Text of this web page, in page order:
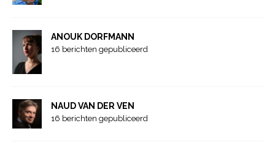
ANOUK DORFMANN
16 berichten gepubliceerd
NAUD VAN DER VEN
16 berichten gepubliceerd